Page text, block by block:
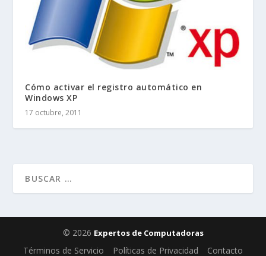
Cómo activar el registro automático en
Windows XP
17 octubre, 2011
© 2026 Expertos de Computadoras
Términos de Servicio Políticas de Privacidad Contacto